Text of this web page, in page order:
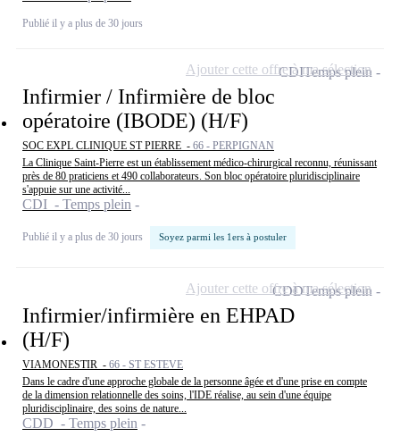
Publié il y a plus de 30 jours
Infirmier / Infirmière de bloc
opératoire (IBODE) (H/F)
SOC EXPL CLINIQUE ST PIERRE - 66 - PERPIGNAN
La Clinique Saint-Pierre est un établissement médico-chirurgical reconnu, réunissant
près de 80 praticiens et 490 collaborateurs. Son bloc opératoire pluridisciplinaire
s'appuie sur une activité...
CDI - Temps plein
Publié il y a plus de 30 jours Soyez parmi les 1ers à postuler
CDITemps plein
Ajouter cette offre à ma sélection
Infirmier/infirmière en EHPAD
(H/F)
VIAMONESTIR - 66 - ST ESTEVE
Dans le cadre d'une approche globale de la personne âgée et d'une prise en compte
de la dimension relationnelle des soins, l'IDE réalise, au sein d'une équipe
pluridisciplinaire, des soins de nature...
CDD - Temps plein
CDDTemps plein
Ajouter cette offre à ma sélection